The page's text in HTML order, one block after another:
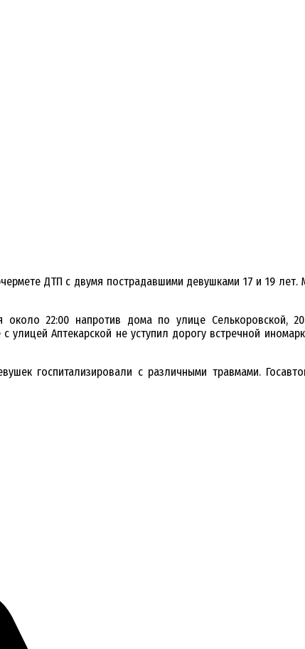
ДТП с двумя пострадавшими девушками 17 и 19
22:00 напротив дома по улице Селькоровской,
Аптекарской не уступил дорогу встречной
госпитализировали с различными травмами.